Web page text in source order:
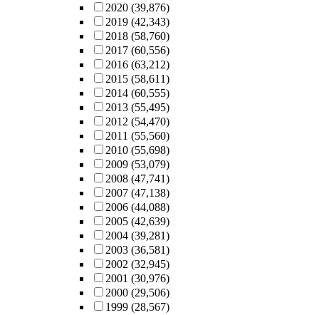
2020 (39,876)
2019 (42,343)
2018 (58,760)
2017 (60,556)
2016 (63,212)
2015 (58,611)
2014 (60,555)
2013 (55,495)
2012 (54,470)
2011 (55,560)
2010 (55,698)
2009 (53,079)
2008 (47,741)
2007 (47,138)
2006 (44,088)
2005 (42,639)
2004 (39,281)
2003 (36,581)
2002 (32,945)
2001 (30,976)
2000 (29,506)
1999 (28,567)